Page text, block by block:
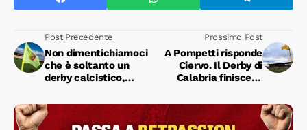
Post Precedente
Non dimentichiamoci
che è soltanto un
derby calcistico,
Prossimo Post
A Pompetti risponde
Ciervo. Il Derby di
Calabria finisce in